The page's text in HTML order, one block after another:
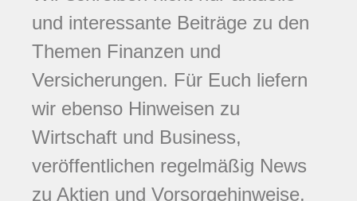
und interessante Beiträge zu den
Themen Finanzen und
Versicherungen. Für Euch liefern
wir ebenso Hinweisen zu
Wirtschaft und Business,
veröffentlichen regelmäßig News
zu Aktien und Vorsorgehinweise.